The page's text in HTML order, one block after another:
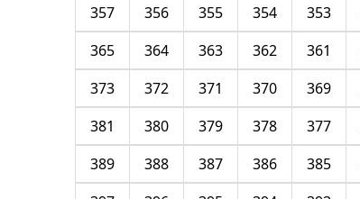
353
354
355
356
357
361
362
363
364
365
369
370
371
372
373
377
378
379
380
381
385
386
387
388
389